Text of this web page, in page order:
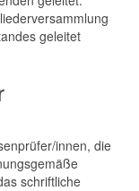
geleitet
innen, die
schriftliche